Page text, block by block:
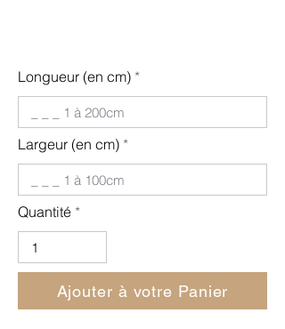
Longueur (en cm)
Largeur (en cm)
Quantité
Ajouter à votre Panier